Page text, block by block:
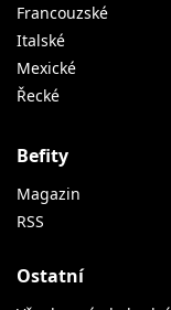
Francouzské
Italské
Mexické
Řecké
Befity
Magazin
RSS
Ostatní